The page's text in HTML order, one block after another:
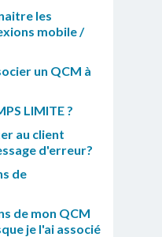
les
mobile /
un QCM à
LIMITE ?
au client
d'erreur?
de
de mon QCM
je l'ai associé